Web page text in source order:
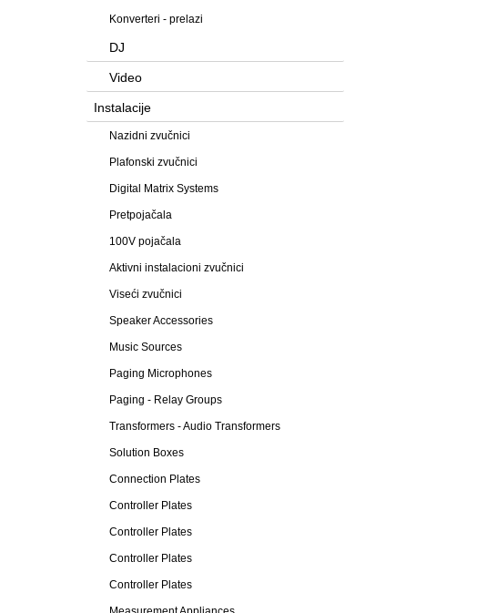
Konverteri - prelazi
DJ
Video
Instalacije
Nazidni zvučnici
Plafonski zvučnici
Digital Matrix Systems
Pretpojačala
100V pojačala
Aktivni instalacioni zvučnici
Viseći zvučnici
Speaker Accessories
Music Sources
Paging Microphones
Paging - Relay Groups
Transformers - Audio Transformers
Solution Boxes
Connection Plates
Controller Plates
Controller Plates
Controller Plates
Controller Plates